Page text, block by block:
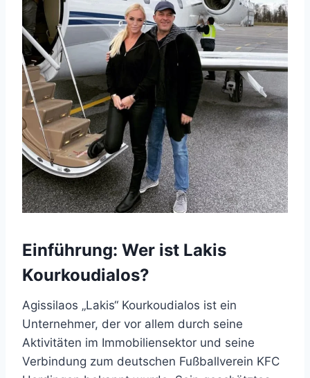
Einführung: Wer ist Lakis
Kourkoudialos?
Agissilaos „Lakis“ Kourkoudialos ist ein
Unternehmer, der vor allem durch seine
Aktivitäten im Immobiliensektor und seine
Verbindung zum deutschen Fußballverein KFC